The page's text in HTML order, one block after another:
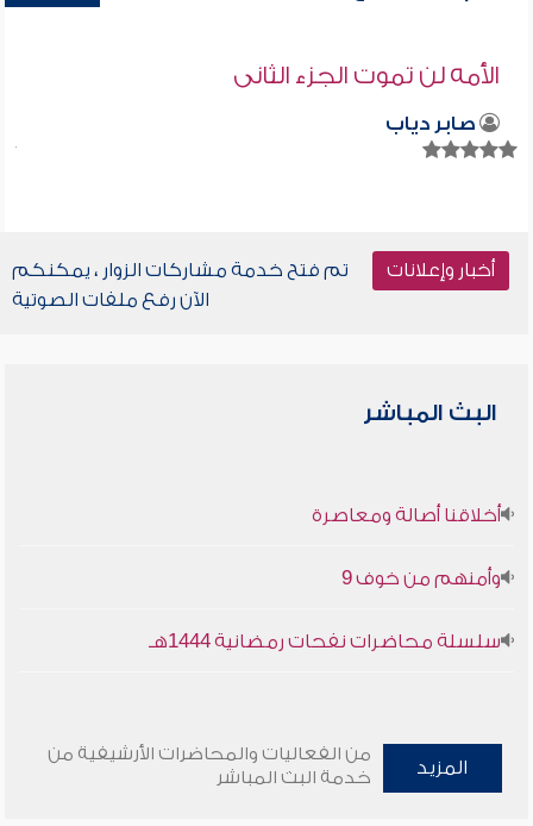
الأمه لن تموت الجزء الثانى
صابر دياب
أخبار وإعلانات
تم فتح خدمة مشاركات الزوار ، يمكنكم
الآن رفع ملفات الصوتية
البث المباشر
أخلاقنا أصالة ومعاصرة
وأمنهم من خوف 9
سلسلة محاضرات نفحات رمضانية 1444هـ
المزيد
من الفعاليات والمحاضرات الأرشيفية من
خدمة البث المباشر